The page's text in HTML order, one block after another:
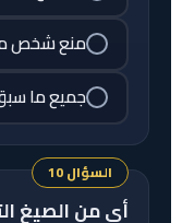
منع شخص
جميع ما
السؤال 10
أي من الصيغ